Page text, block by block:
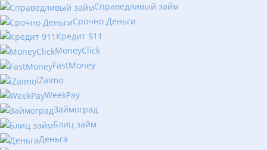
Справедливый займ
Срочно Деньги
Кредит 911
MoneyClick
FastMoney
iZaimo
WeekPay
Займоград
Блиц займ
Деньга